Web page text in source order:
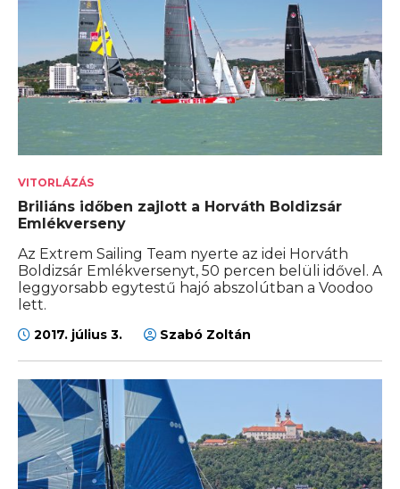
VITORLÁZÁS
Briliáns időben zajlott a Horváth Boldizsár
Emlékverseny
Az Extrem Sailing Team nyerte az idei Horváth
Boldizsár Emlékversenyt, 50 percen belüli idővel. A
leggyorsabb egytestű hajó abszolútban a Voodoo
lett.
2017. július 3. Szabó Zoltán